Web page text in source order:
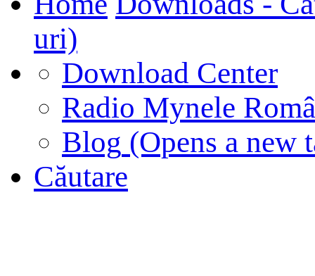
uri)
Download Center
Radio Mynele
Blog (Opens a new
Căutare